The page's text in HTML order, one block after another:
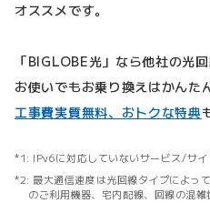
オススメです。
「BIGLOBE光」なら他社の光
お使いでもお乗り換えはかんた
工事費実質無料、おトクな特典
IPv6に対応していないサービス/サイ
最大通信速度は光回線タイプによっ
のご利用機器、宅内配線、回線の混雑